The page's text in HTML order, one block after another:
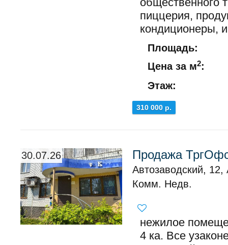
пиццерия,
кондиционеры,
Площадь:
Цена за м2:
Этаж:
310 000 р.
30.07.26 Продажа
Автозаводский, 12,
Комм. Недв.
нежилое
4 ка. Все